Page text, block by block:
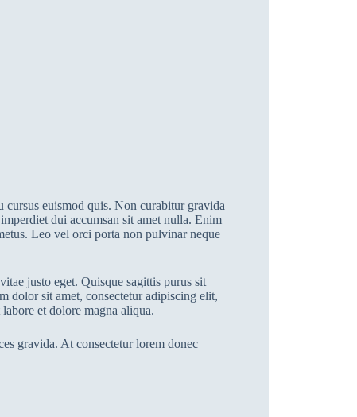
cursus euismod quis. Non curabitur gravida
dui accumsan sit amet nulla. Enim
Leo vel orci porta non pulvinar neque
justo eget. Quisque sagittis purus sit
dolor sit amet, consectetur adipiscing elit,
et dolore magna aliqua.
gravida. At consectetur lorem donec